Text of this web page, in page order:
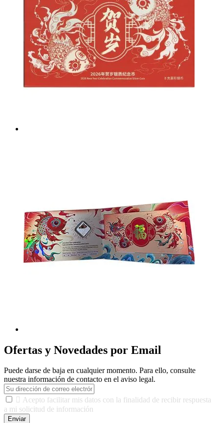
Ofertas y Novedades por Email
Puede darse de baja en cualquier momento. Para ello, consulte
nuestra información de contacto en el aviso legal.
 Acepto facilitar mis datos con la finalidad de recibir respuesta
a mi solicitud de información
Enviar